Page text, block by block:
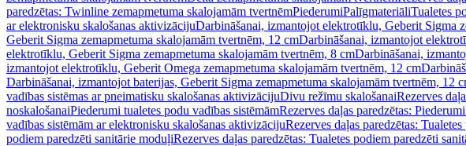
paredzētas: Twinline zemapmetuma skalojamām tvertnēmPiederumiPalīgmateriāliTualetes
ar elektronisku skalošanas aktivizācijuDarbināšanai, izmantojot elektrotīklu, Geberit Sigma
Geberit Sigma zemapmetuma skalojamām tvertnēm, 12 cmDarbināšanai, izmantojot
elektrotīklu, Geberit Sigma zemapmetuma skalojamām tvertnēm, 8 cmDarbināšanai,
izmantojot elektrotīklu, Geberit Omega zemapmetuma skalojamām tvertnēm, 12 cm
Darbināšanai, izmantojot baterijas, Geberit Sigma zemapmetuma skalojamām tvertnēm, 12
vadības sistēmas ar pneimatisku skalošanas aktivizācijuDivu režīmu skalošanaiRezerves
noskalošanaiPiederumi tualetes podu vadības sistēmāmRezerves daļas paredzētas:
vadības sistēmām ar elektronisku skalošanas aktivizācijuRezerves daļas paredzētas:
podiem paredzēti sanitārie moduļiRezerves daļas paredzētas: Tualetes podiem paredzēti